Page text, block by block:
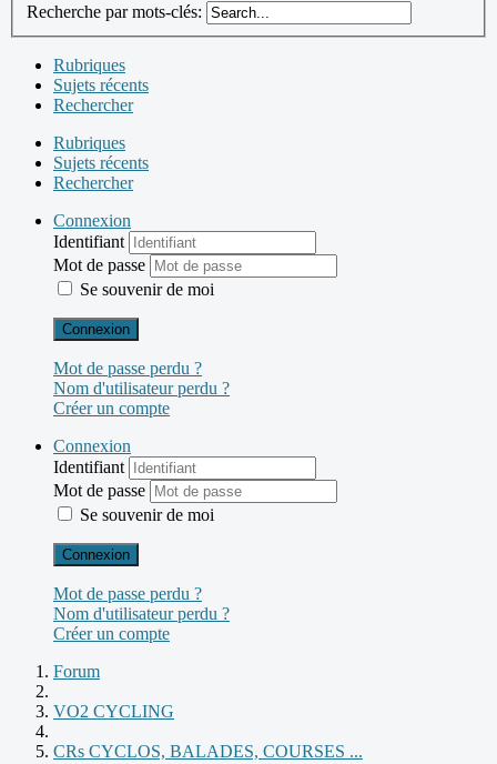
Recherche par mots-clés:
Rubriques
Sujets récents
Rechercher
Rubriques
Sujets récents
Rechercher
Connexion
Identifiant
Mot de passe
Se souvenir de moi
Connexion
Mot de passe perdu ?
Nom d'utilisateur perdu ?
Créer un compte
Connexion
Identifiant
Mot de passe
Se souvenir de moi
Connexion
Mot de passe perdu ?
Nom d'utilisateur perdu ?
Créer un compte
Forum
VO2 CYCLING
CRs CYCLOS, BALADES, COURSES ...